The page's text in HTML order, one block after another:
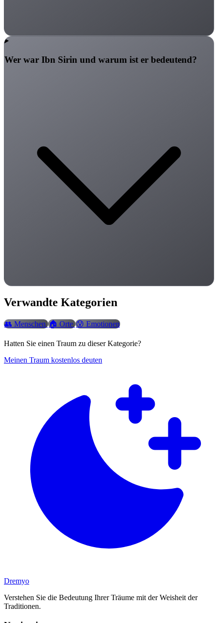
Wer war Ibn Sirin und warum ist er bedeutend?
Verwandte Kategorien
👥 Menschen 🏠 Orte 😰 Emotionen
Hatten Sie einen Traum zu dieser Kategorie?
Meinen Traum kostenlos deuten
Dremyo
Verstehen Sie die Bedeutung Ihrer Träume mit der Weisheit der
Traditionen.